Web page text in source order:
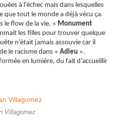
à l’échec mais dans lesquelles
que tout le monde a déjà vécu ça.
le flow de la vie. « Monument
les filles pour trouver quelque
n’était jamais assouvie car il
le racisme dans « Adieu ».
en lumière, du fait d’accueillir
Villagomez